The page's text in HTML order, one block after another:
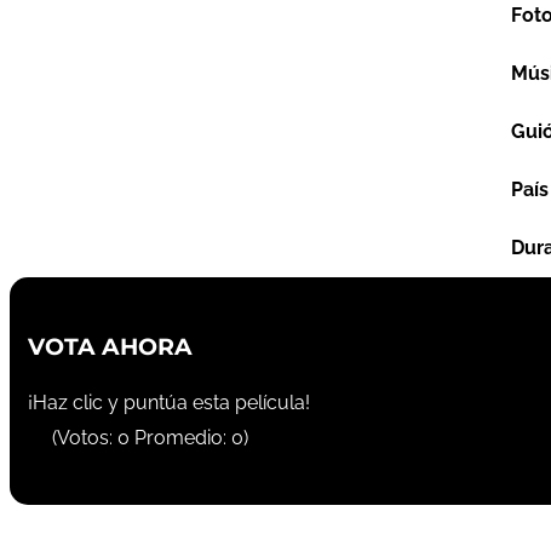
País
VOTA AHORA
¡Haz clic y puntúa esta película!
(Votos: 0 Promedio: 0)